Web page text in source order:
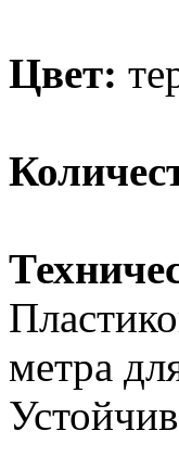
Цвет:
метра